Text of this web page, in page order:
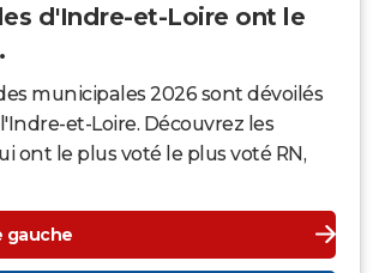
d'Indre-et-Loire ont le
municipales 2026 sont dévoilés
et-Loire. Découvrez les
ont le plus voté le plus voté RN,
gauche